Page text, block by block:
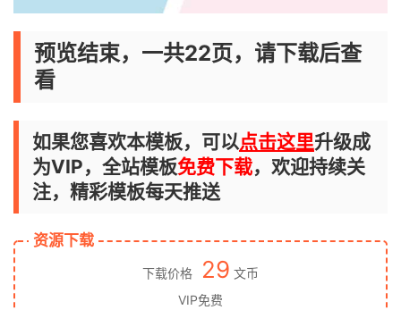
预览结束，一共22页，请下载后查
看
如果您喜欢本模板，可以点击这里升级成
为VIP，全站模板免费下载，欢迎持续关
注，精彩模板每天推送
资源下载
下载价格 29 文币
VIP免费